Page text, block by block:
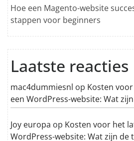
Hoe een Magento-website
stappen voor beginners
Laatste reacties
mac4dummiesnl op Kosten
een WordPress-website: Wat
Joy europa op Kosten voor het
WordPress-website: Wat zijn de